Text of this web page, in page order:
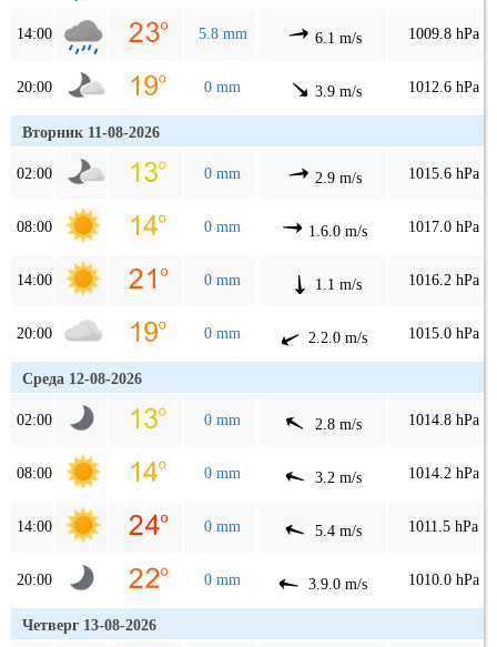
14:00 5.8 mm 6.1 m/s 1009.8 hPa
20:00 0 mm 3.9 m/s 1012.6 hPa
Вторник 11-08-2026
02:00 0 mm 2.9 m/s 1015.6 hPa
08:00 0 mm 1.6.0 m/s 1017.0 hPa
14:00 0 mm 1.1 m/s 1016.2 hPa
20:00 0 mm 2.2.0 m/s 1015.0 hPa
Среда 12-08-2026
02:00 0 mm 2.8 m/s 1014.8 hPa
08:00 0 mm 3.2 m/s 1014.2 hPa
14:00 0 mm 5.4 m/s 1011.5 hPa
20:00 0 mm 3.9.0 m/s 1010.0 hPa
Четверг 13-08-2026